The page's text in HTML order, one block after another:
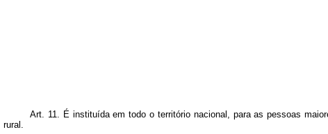
Art. 11. É instituída em todo o território nacional, para as pessoas
rural.